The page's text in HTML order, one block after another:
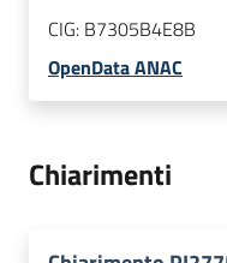
CIG: B7305B4E8B
OpenData ANAC
Chiarimenti